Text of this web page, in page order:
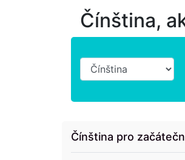
Čínština,
Čínština pro